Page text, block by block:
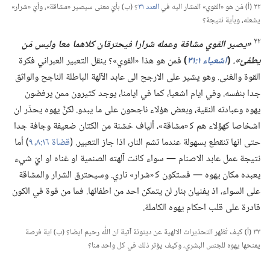
٣٢ (‏أ)‏ مَن هو «القوي» المشار اليه في العدد ٣١
‏؟‏ (‏ب)‏ بأيّ معنى سيصير «مشاقة»،‏ وأيّ «شرار»
يشعله،‏ وبأية نتيجة؟‏
٣٢ ‏«يصير القوي مشاقة وعمله شرارا فيحترقان كلاهما معا وليس مَن
يطفئ».‏(‏اشعياء ١:‏٣١ ‏)‏فمن هو هذا «القوي»؟‏ ينقل التعبير العبراني فكرة
القوة والغنى.‏ وهو يشير على الارجح الى عابد الآلهة الباطلة الناجح والواثق
جدا بنفسه.‏ وفي ايام اشعيا،‏ كما في ايامنا،‏ يوجد كثيرون ممن يرفضون
يهوه وعبادته النقية،‏ وبعض هؤلاء ناجحون على ما يبدو.‏ لكنَّ يهوه يحذّر ان
اشخاصا كهؤلاء هم ك‍ «مشاقة»،‏ ألياف خشنة من الكتان ضعيفة وجافة جدا
حتى انها تنقطع بسهولة عندما تشم النار،‏ اذا جاز التعبير.‏ (‏قضاة ١٦:‏​٨،‏ ٩
‏)‏ أما
نتيجة عمل عابد الاصنام —‏ سواء كانت آلهته الصنمية او غناه او ايّ شيء
يعبده مكان يهوه —‏ فستكون ك‍ «شرار» ناري.‏ وسيحترق الشرار والمشاقة
على السواء،‏ اذ يفنيان بنار لن يتمكن احد من اطفائها.‏ فما من قوة في الكون
قادرة على قلب احكام يهوه الكاملة.‏
٣٣ (‏أ)‏ كيف تُظهر التحذيرات الالهية عن دينونة آتية ان اللّٰه رحيم ايضا؟‏ (‏ب)‏ اية فرصة
يمنحها يهوه للجنس البشري،‏ وكيف يؤثر ذلك في كل واحد منا؟‏